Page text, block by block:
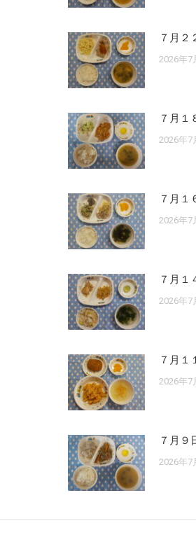
７月２
2026年7
７月１
2026年7
７月１
2026年7
７月１
2026年7
７月１
2026年7
７月９
2026年7